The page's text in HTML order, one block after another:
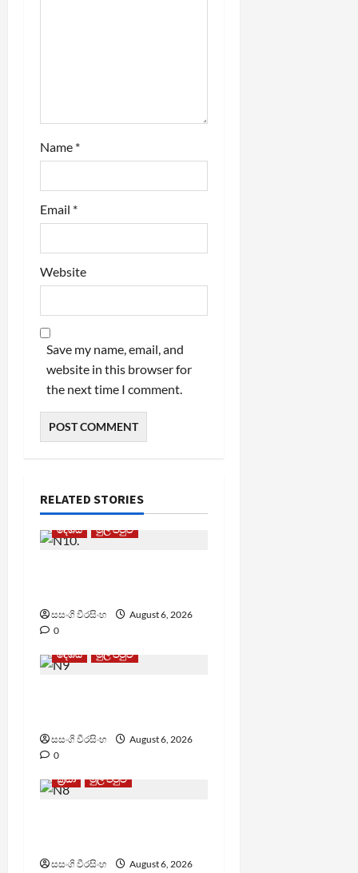
Name *
Email *
Website
Save my name, email, and
website in this browser for
the next time I comment.
RELATED STORIES
දේශීය මුල් පිටුව
සසංගි වීරසිංහ
August 6, 2026
0
දේශීය
මුල් පිටුව
සසංගි වීරසිංහ
August 6, 2026
0
ක්‍රීඩා
මුල් පිටුව
සසංගි වීරසිංහ
August 6, 2026